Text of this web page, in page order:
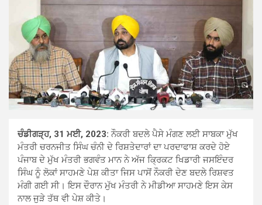
ਚੰਡੀਗੜ੍ਹ, 31 ਮਈ, 2023: ਨੌਕਰੀ ਬਦਲੇ ਪੈਸੇ ਮੰਗਣ ਲਈ ਸਾਬਕਾ ਮੁੱਖ
ਮੰਤਰੀ ਚਰਨਜੀਤ ਸਿੰਘ ਚੰਨੀ ਦੇ ਰਿਸ਼ਤੇਦਾਰਾਂ ਦਾ ਪਰਦਾਫਾਸ਼ ਕਰਦੇ ਹੋਏ
ਪੰਜਾਬ ਦੇ ਮੁੱਖ ਮੰਤਰੀ ਭਗਵੰਤ ਮਾਨ ਨੇ ਅੱਜ ਕ੍ਰਿਕਟ ਖਿਡਾਰੀ ਜਸਇੰਦਰ
ਸਿੰਘ ਨੂੰ ਲੋਕਾਂ ਸਾਹਮਣੇ ਪੇਸ਼ ਕੀਤਾ ਜਿਸ ਪਾਸੋਂ ਨੌਕਰੀ ਦੇਣ ਬਦਲੇ ਰਿਸ਼ਵਤ
ਮੰਗੀ ਗਈ ਸੀ। ਇਸ ਦੌਰਾਨ ਮੁੱਖ ਮੰਤਰੀ ਨੇ ਮੀਡੀਆ ਸਾਹਮਣੇ ਇਸ ਕੇਸ
ਨਾਲ ਜੁੜੇ ਤੱਥ ਵੀ ਪੇਸ਼ ਕੀਤੇ।